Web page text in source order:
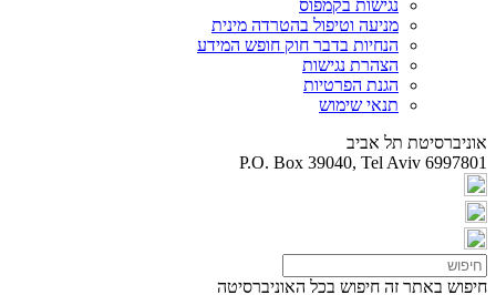
נגישות בקמפוס
מניעה וטיפול בהטרדה מינית
הנחיות בדבר חוק חופש המידע
הצהרת נגישות
הגנת הפרטיות
תנאי שימוש
אוניברסיטת תל אביב
P.O. Box 39040, Tel Aviv 6997801
חיפוש באתר זה חיפוש בכל האוניברסיטה